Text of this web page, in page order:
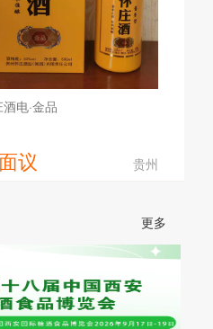
电·金品
议 贵州
庄酒业（集团）有限责任公司
更多